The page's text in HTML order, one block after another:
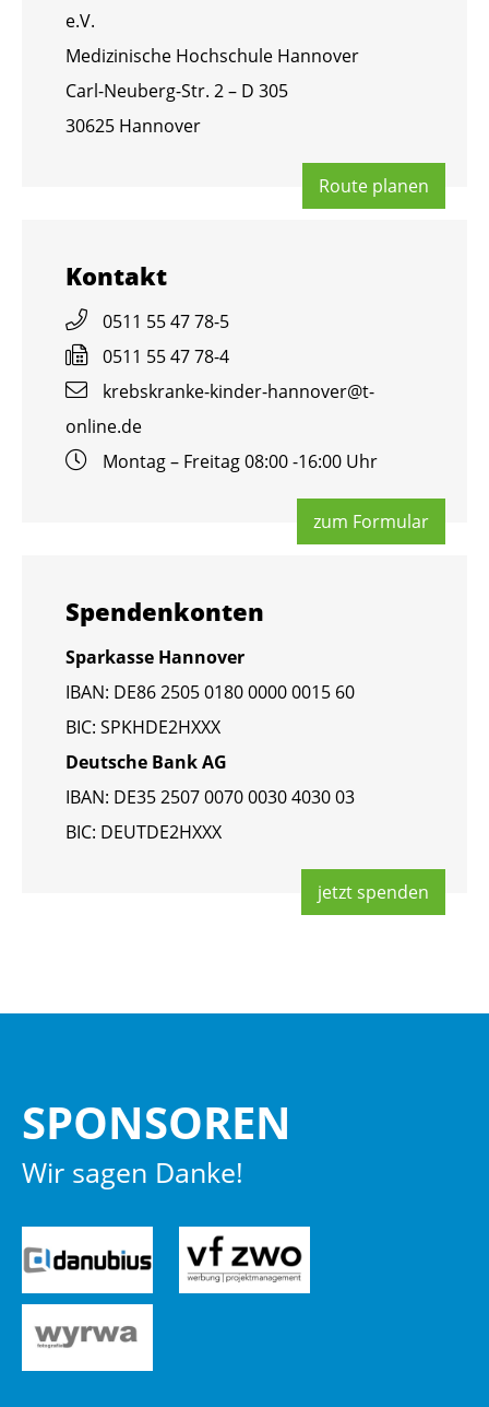
e.V.
Me­di­zi­ni­sche Hoch­schu­le Han­no­ver
Carl-Neu­berg-Str. 2 – D 305
30625 Han­no­ver
Route pla­nen
Kon­takt
0511 55 47 78-5
0511 55 47 78-4
krebs­kran­ke-kin­der-han­no­ver@​t-​
online.​de
Mon­tag – Frei­tag 08:00 -16:00 Uhr
zum For­mu­lar
Spen­den­kon­ten
Spar­kas­se Han­no­ver
IBAN: DE86 2505 0180 0000 0015 60
BIC: SPKHDE2HXXX
Deut­sche Bank AG
IBAN: DE35 2507 0070 0030 4030 03
BIC: DEUT­DE2HXXX
jetzt spen­den
SPON­SO­REN
Wir sagen Danke!